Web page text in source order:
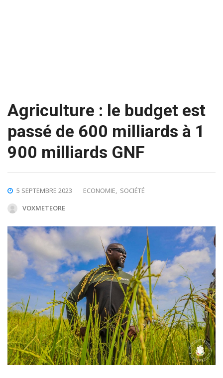
Agriculture : le budget est
passé de 600 milliards à 1
900 milliards GNF
5 SEPTEMBRE 2023 ECONOMIE
SOCIÉTÉ
VOXMETEORE